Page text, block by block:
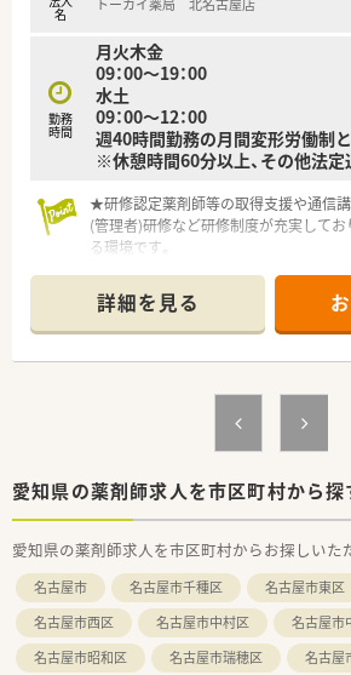
■最新の設備を積極的に導入しており、
しています。
名
勤務
時間
月火木金
09：00～19：00
水土
09：00～12：00
週40時間勤務の月間変形労働制
※休憩時間60分以上、その他法定
★研修認定薬剤師等の取得支援や通信
(管理者)研修など研修制度が充実して
る環境です。
なスキルが芽生えます♪
■産休・育休制度もあり、女性のキャリ
きる薬局です。
■ライフスタイルに合わせて雇用形態
■60歳の定年後、契約社員・パートとし
詳細を見る
愛知県の薬剤師求人を市区町村から探
愛知県の薬剤師求人を市区町村からお探しいた
名古屋市 名古屋市千種区 名古屋市東区
名古屋市西区
名古屋市中村区
名古屋市
名古屋市昭和区
名古屋市瑞穂区
名古屋